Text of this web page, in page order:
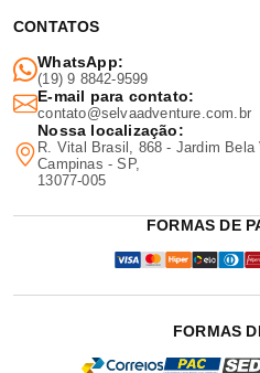
CONTATOS
WhatsApp:
(19) 9 8842-9599
E-mail para contato:
contato@selvaadventure.com.br
Nossa localização:
R. Vital Brasil, 868 - Jardim Bela
Campinas - SP,
13077-005
FORMAS DE
FORMAS